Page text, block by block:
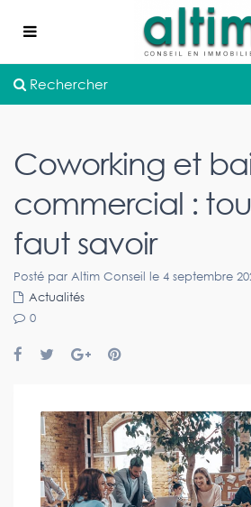
Rechercher
Coworking et
commercial :
faut savoir
Posté par Altim Conseil le 4 septembre
Actualités
0